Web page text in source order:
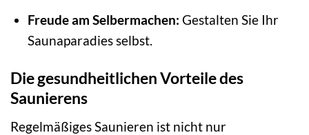
Freude am Selbermachen: Gestalten Sie Ihr
Saunaparadies selbst.
Die gesundheitlichen Vorteile des
Saunierens
Regelmäßiges Saunieren ist nicht nur